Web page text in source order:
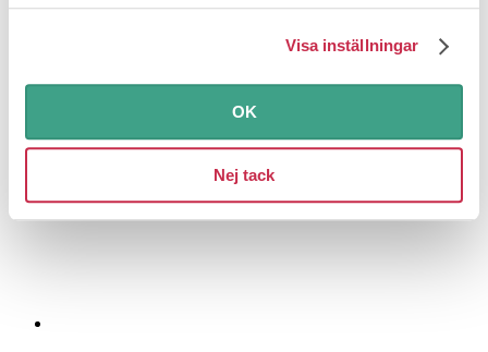
Visa inställningar
OK
Nej tack
Billigare än du tror att laga dina vitvaror
Hantera ekonominEn diskmaskin som inte startar eller en spis
med en platta som bara går på max – att laga är väl...